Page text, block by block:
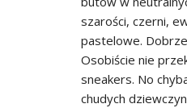
szarości, czerni,
pastelowe.
Osobiście nie
sneakers. No
chudych